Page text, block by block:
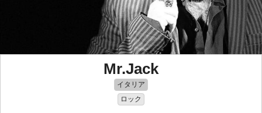
Mr.Jack
イタリア
ロック